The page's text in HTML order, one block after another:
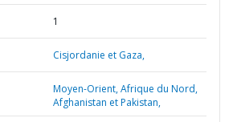
1
Cisjordanie et Gaza,
Moyen-Orient, Afrique du Nord,
Afghanistan et Pakistan,